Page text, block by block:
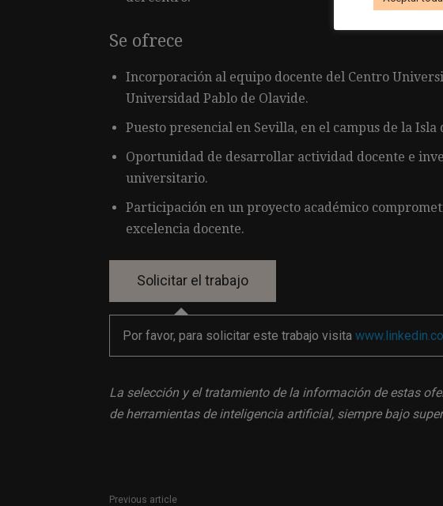
Se ofrece
Incorporación al equipo docente del Centro
Universidad Pablo de Olavide.
Puesto presencial en Sevilla, en el campus de la Isla
Oportunidad de desarrollar actividad docente e
universitario.
Participación en un proyecto académico
excelencia docente.
Por favor, para solicitar este trabajo visita
La selección y el tratamiento de la información de estas
de herramientas de inteligencia artificial, siempre bajo
Previous article